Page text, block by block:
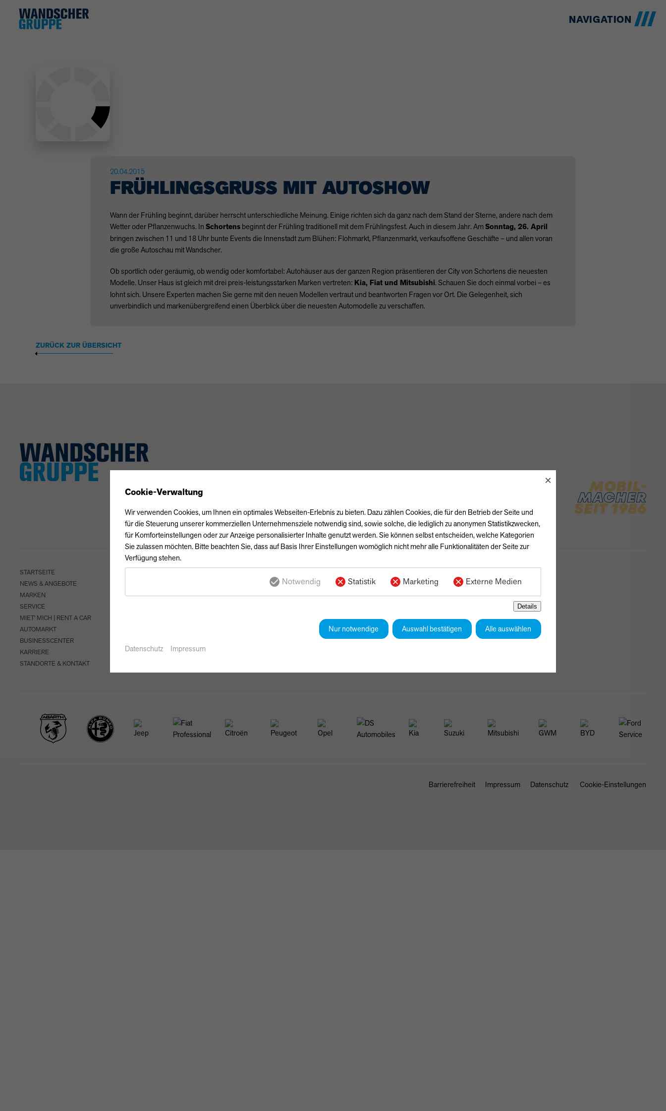
NAVIGATION
20.04.2015
FRÜHLINGSGRUSS MIT AUTOSHOW
Wann der Frühling beginnt, darüber herrscht unterschiedliche Meinung. Einige richten sich da ganz nach dem Stand der Sterne, andere nach dem
Wetter oder Pflanzenwuchs. In Schortens beginnt der Frühling traditionell mit dem Frühlingsfest. Auch in diesem Jahr. AmSonntag, 26. April
bringen zwischen 11 und 18 Uhr bunte Events die Innenstadt zum Blühen: Flohmarkt, Pflanzenmarkt, verkaufsoffene Geschäfte – und allen voran
die große Autoschau mit Wandscher.
Ob sportlich oder geräumig, ob wendig oder komfortabel: Autohäuser aus der ganzen Region präsentieren der City von Schortens die neuesten
Modelle. Unser Haus ist gleich mit drei preis-leistungsstarken Marken vertreten: Kia, Fiat und Mitsubishi. Schauen Sie doch einmal vorbei – es
lohnt sich. Unsere Experten machen Sie gerne mit den neuen Modellen vertraut und beantworten Fragen vor Ort. Die Gelegenheit, sich
unverbindlich und markenübergreifend einen Überblick über die neuesten Automodelle zu verschaffen.
ZURÜCK ZUR ÜBERSICHT
STARTSEITE
NEWS & ANGEBOTE
MARKEN
SERVICE
MIET' MICH | RENT A CAR
AUTOMARKT
BUSINESSCENTER
KARRIERE
STANDORTE & KONTAKT
Barrierefreiheit Impressum Datenschutz Cookie-Einstellungen
Cookie-Verwaltung
×
Wir verwenden Cookies, um Ihnen ein optimales Webseiten-Erlebnis zu bieten. Dazu zählen Cookies, die für den Betrieb der Seite und
für die Steuerung unserer kommerziellen Unternehmensziele notwendig sind, sowie solche, die lediglich zu anonymen Statistikzwecken,
für Komforteinstellungen oder zur Anzeige personalisierter Inhalte genutzt werden. Sie können selbst entscheiden, welche Kategorien
Sie zulassen möchten. Bitte beachten Sie, dass auf Basis Ihrer Einstellungen womöglich nicht mehr alle Funktionalitäten der Seite zur
Verfügung stehen.
Notwendig Statistik Marketing Externe Medien
Details
Nur notwendige Auswahl bestätigen Alle auswählen
Datenschutz Impressum